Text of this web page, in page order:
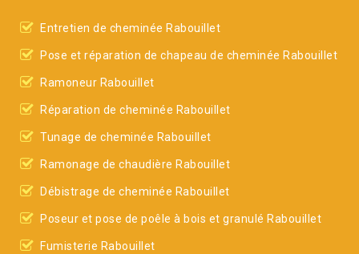
Entretien de cheminée Rabouillet
Pose et réparation de chapeau de cheminée Rabouillet
Ramoneur Rabouillet
Réparation de cheminée Rabouillet
Tunage de cheminée Rabouillet
Ramonage de chaudière Rabouillet
Débistrage de cheminée Rabouillet
Poseur et pose de poêle à bois et granulé Rabouillet
Fumisterie Rabouillet